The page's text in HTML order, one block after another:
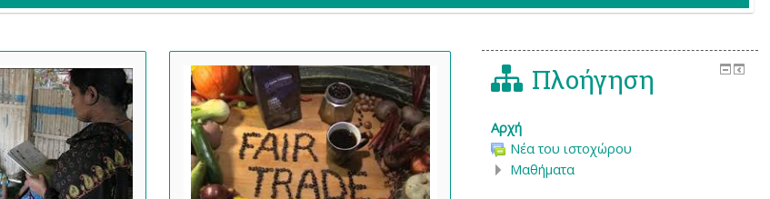
Πλοήγηση
Αρχή
Νέα του ιστοχώρου
Μαθήματα